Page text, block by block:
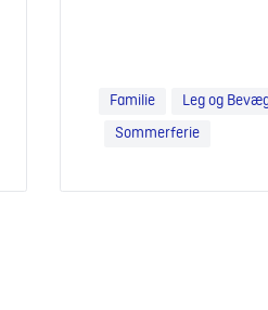
Familie
Leg og
Sommerferie